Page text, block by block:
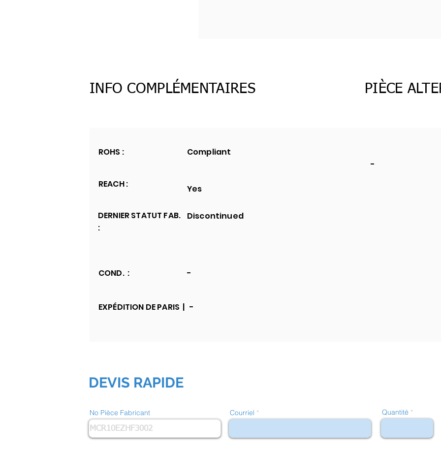
INFO COMPLÉMENTAIRES PIÈCE
ROHS :
Compliant
-
REACH :
DERNIER STATUT FAB.
:
Yes
Discontinued
COND. : -
EXPÉDITION DE PARIS | -
DEVIS RAPIDE
No Pièce Fabricant Courriel Quantité